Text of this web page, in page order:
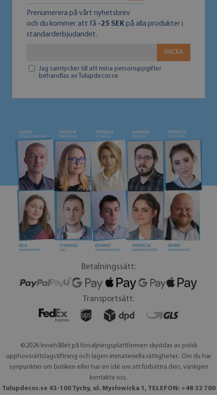
Prenumerera på vårt nyhetsbrev
och du kommer att få -25 SEKpå alla produkter i
standarderbjudandet.
SKICKA
Jag samtycker till att mina personuppgifter
behandlas av Tulupdecor.se
Betalningssätt:
Transportsätt:
©2026 Innehållet på försäljningsplattformen skyddas av polsk
upphovsrättslagstiftning och lagen immateriella rättigheter.. Om du har
synpunkter om butiken eller har en idé om att förbättra den, vänligen
kontakta oss.
Tulupdecor.se 43-100 Tychy, ul. Mysłowicka 1, TELEFON: +48 32 700